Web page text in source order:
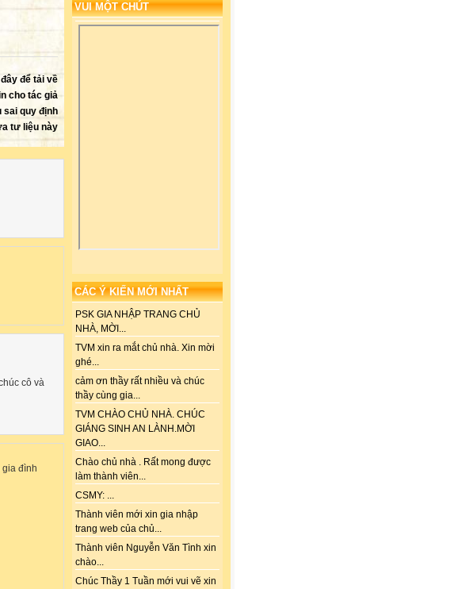
VUI MỘT CHÚT
CÁC Ý KIẾN MỚI NHẤT
PSK GIA NHẬP TRANG CHỦ
NHÀ, MỜI...
TVM xin ra mắt chủ nhà. Xin mời
ghé...
cảm ơn thầy rất nhiều và chúc
thầy cùng gia...
TVM CHÀO CHỦ NHÀ. CHÚC
GIÁNG SINH AN LÀNH.MỜI
GIAO...
Chào chủ nhà . Rất mong được
làm thành viên...
CSMY: ...
Thành viên mới xin gia nhập
trang web của chủ...
Thành viên Nguyễn Văn Tình xin
chào...
Chúc Thầy 1 Tuần mới vui vẽ xin
để tải về
cho tác giả
sai quy định
tư liệu này
cô và
gia đình